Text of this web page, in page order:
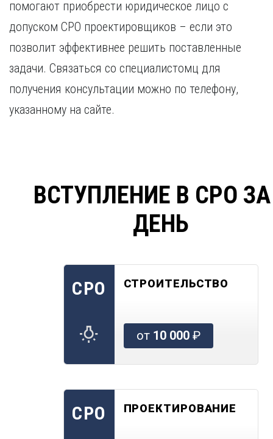
помогают приобрести юридическое лицо с
допуском СРО проектировщиков – если это
позволит эффективнее решить поставленные
задачи. Связаться со специалистомц для
получения консультации можно по телефону,
указанному на сайте.
ВСТУПЛЕНИЕ В СРО
ДЕНЬ
СРО СТРОИТЕЛЬСТВО
от 10 000₽
СРО ПРОЕКТИРОВАНИЕ